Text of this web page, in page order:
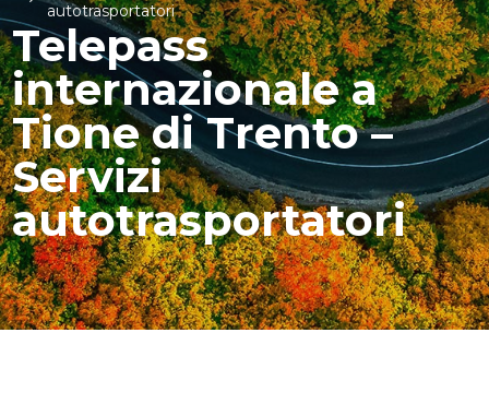
autotrasportatori
Telepass
internazionale a
Tione di Trento –
Servizi
autotrasportatori